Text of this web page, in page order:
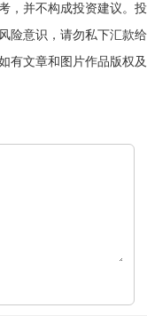
，并不构成投资建议。投
险意识，请勿私下汇款给
有文章和图片作品版权及